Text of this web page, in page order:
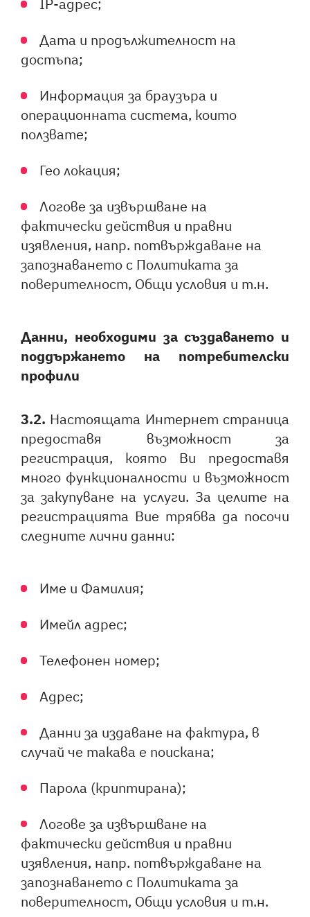
IP-адрес;
Дата и продължителност на
достъпа;
Информация за браузъра и
операционната система, които
ползвате;
Гео локация;
Логове за извършване на
фактически действия и правни
изявления, напр. потвърждаване на
запознаването с Политиката за
поверителност, Общи условия и т.н.
Данни, необходими за създаването и
поддържането на потребителски
профили
3.2. Настоящата Интернет страница
предоставя възможност за
регистрация, която Ви предоставя
много функционалности и възможност
за закупуване на услуги. За целите на
регистрацията Вие трябва да посочи
следните лични данни:
Име и Фамилия;
Имейл адрес;
Телефонен номер;
Адрес;
Данни за издаване на фактура, в
случай че такава е поискана;
Парола (криптирана);
Логове за извършване на
фактически действия и правни
изявления, напр. потвърждаване на
запознаването с Политиката за
поверителност, Общи условия и т.н.